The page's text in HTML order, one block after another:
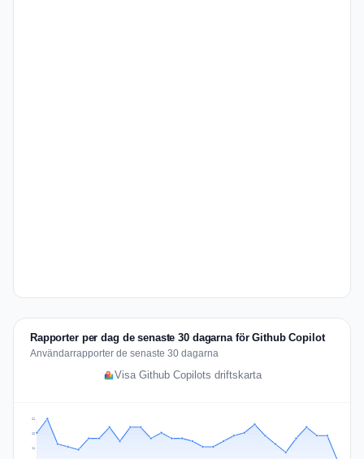
Rapporter per dag de senaste 30 dagarna för Github Copilot
Användarrapporter de senaste 30 dagarna
Visa Github Copilots driftskarta
11
16
21